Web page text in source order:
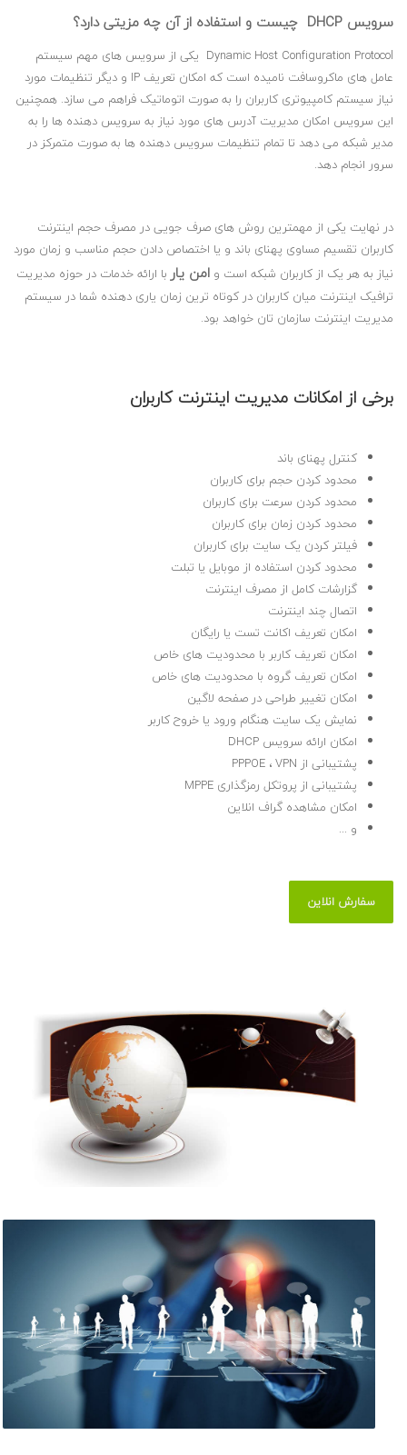
سرویس DHCP چیست و استفاده از آن چه مزیتی دارد؟
Dynamic Host Configuration Protocol یکی از سرویس های مهم سیستم
عامل های ماکروسافت نامیده است که امکان تعریف IP و دیگر تنظیمات مورد
نیاز سیستم کامپیوتری کاربران را به صورت اتوماتیک فراهم می سازد. همچنین
این سرویس امکان مدیریت آدرس های مورد نیاز به سرویس دهنده ها را به
مدیر شبکه می دهد تا تمام تنظیمات سرویس دهنده ها به صورت متمرکز در
سرور انجام دهد.
در نهایت یکی از مهمترین روش های صرف جویی در مصرف حجم اینترنت
کاربران تقسیم مساوی پهنای باند و یا اختصاص دادن حجم مناسب و زمان مورد
نیاز به هر یک از کاربران شبکه است و امن یار با ارائه خدمات در حوزه مدیریت
ترافیک اینترنت میان کاربران در کوتاه ترین زمان یاری دهنده شما در سیستم
مدیریت اینترنت سازمان تان خواهد بود.
برخی از امکانات مدیریت اینترنت کاربران
کنترل پهنای باند
محدود کردن حجم برای کاربران
محدود کردن سرعت برای کاربران
محدود کردن زمان برای کاربران
فیلتر کردن یک سایت برای کاربران
محدود کردن استفاده از موبایل یا تبلت
گزارشات کامل از مصرف اینترنت
اتصال چند اینترنت
امکان تعریف اکانت تست یا رایگان
امکان تعریف کاربر با محدودیت های خاص
امکان تعریف گروه با محدودیت های خاص
امکان تغییر طراحی در صفحه لاگین
نمایش یک سایت هنگام ورود یا خروح کاربر
امکان ارائه سرویس DHCP
پشتیبانی از PPPOE ، VPN
پشتیبانی از پروتکل رمزگذاری MPPE
امکان مشاهده گراف انلاین
و ...
سفارش انلاین